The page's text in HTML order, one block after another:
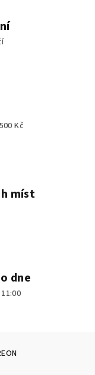
Kč
míst
dne